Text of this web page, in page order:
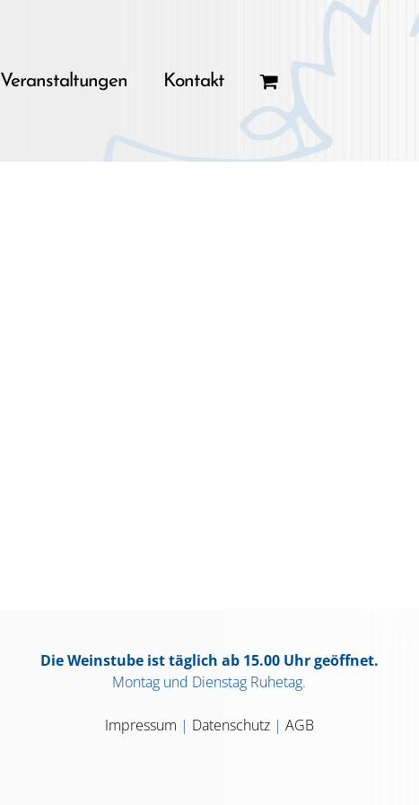
Veranstaltungen Kontakt
Die Weinstube ist täglich ab 15.00 Uhr geöffnet.
Montag und Dienstag Ruhetag.
Impressum | Datenschutz| AGB